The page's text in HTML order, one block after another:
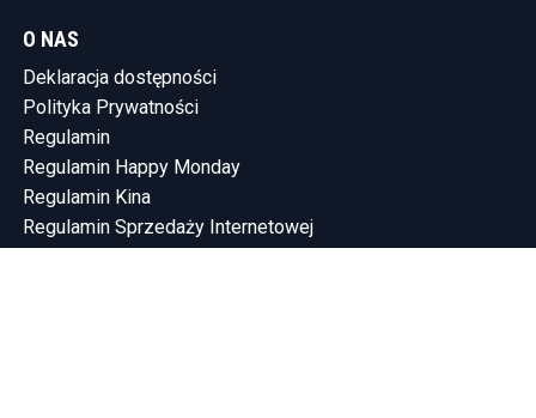
O NAS
Deklaracja dostępności
Polityka Prywatności
Regulamin
Regulamin Happy Monday
Regulamin Kina
Regulamin Sprzedaży Internetowej